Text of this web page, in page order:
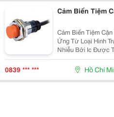
Cảm Biến Tiệm
Cảm Biến Tiệm
Ứng Từ Loại Hình Trụ Với Đầu
Nhiễu Bởi Ic Được
Mạch Bảo Vệ Nối
Mạch Bảo Vệ Quá
0839 *** *** Hồ Chí